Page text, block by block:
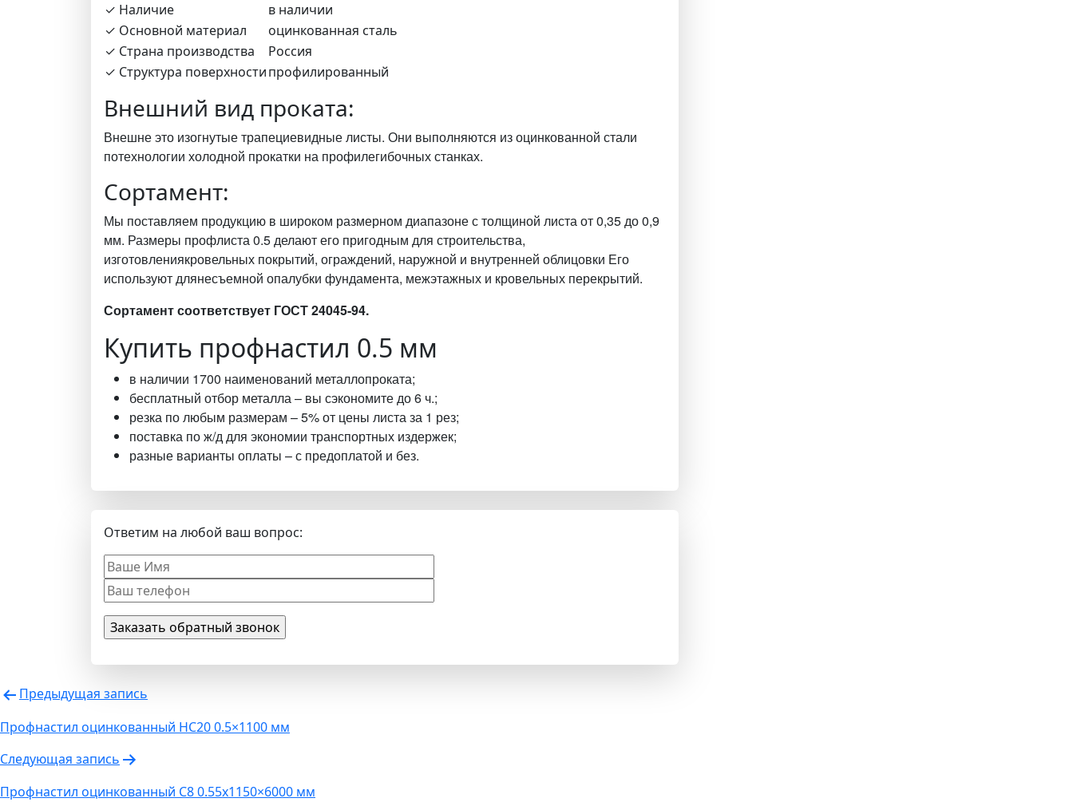
✓ Наличие
в наличии
✓ Основной материал
оцинкованная сталь
✓ Страна производства
Россия
✓ Структура поверхностипрофилированный
Внешний вид проката:
Внешне это изогнутые трапециевидные листы. Они выполняются из оцинкованной стали
потехнологии холодной прокатки на профилегибочных станках.
Сортамент:
Мы поставляем продукцию в широком размерном диапазоне с толщиной листа от 0,35 до 0,9
мм. Размеры профлиста 0.5 делают его пригодным для строительства,
изготовлениякровельных покрытий, ограждений, наружной и внутренней облицовки Его
используют длянесъемной опалубки фундамента, межэтажных и кровельных перекрытий.
Сортамент соответствует ГОСТ 24045-94.
Купить профнастил 0.5 мм
в наличии 1700 наименований металлопроката;
бесплатный отбор металла – вы сэкономите до 6 ч.;
резка по любым размерам – 5% от цены листа за 1 рез;
поставка по ж/д для экономии транспортных издержек;
разные варианты оплаты – с предоплатой и без.
Ответим на любой ваш вопрос:
Навигация
по
записям
Предыдущая запись
Профнастил оцинкованный НС20 0.5×1100 мм
Следующая запись
Профнастил оцинкованный С8 0.55х1150×6000 мм